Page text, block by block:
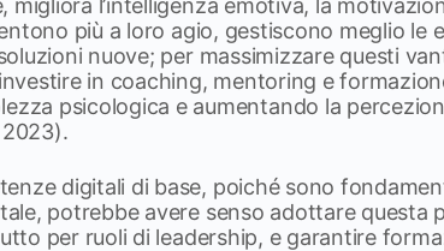
migliora l’intelligenza emotiva, la
più a loro agio, gestiscono meglio le
nuove; per massimizzare questi
in coaching, mentoring e
psicologica e aumentando la
digitali di base, poiché sono
potrebbe avere senso adottare questa
per ruoli di leadership, e garantire